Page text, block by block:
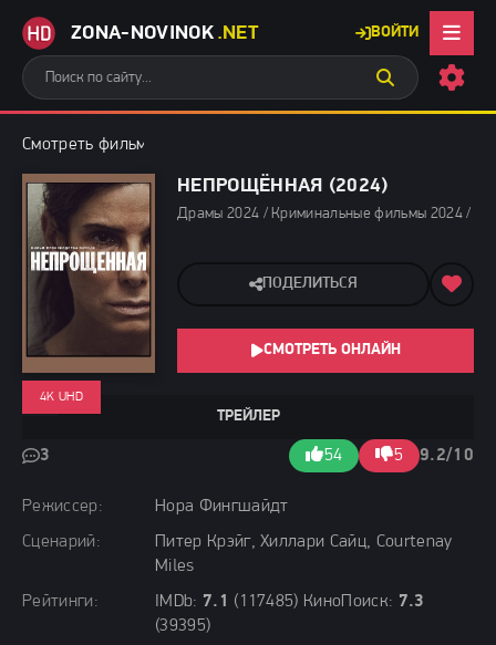
ZONA-NOVINOK .NET ВОЙТИ
Смотреть фильмы бесплатно
НЕПРОЩЁННАЯ (2024)
Драмы 2024 / Криминальные фильмы 2024 /
Режиссер:
Нора Фингшайдт
Сценарий:
Питер Крэйг, Хиллари Сайц, Courtenay
Miles
Рейтинги:
IMDb: 7.1 (117485) КиноПоиск: 7.3
(39395)
ТРЕЙЛЕР
3 54 5 9.2/10
4K UHD
ПОДЕЛИТЬСЯ
СМОТРЕТЬ ОНЛАЙН